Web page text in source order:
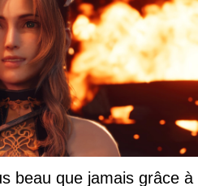
beau que jamais grâce à